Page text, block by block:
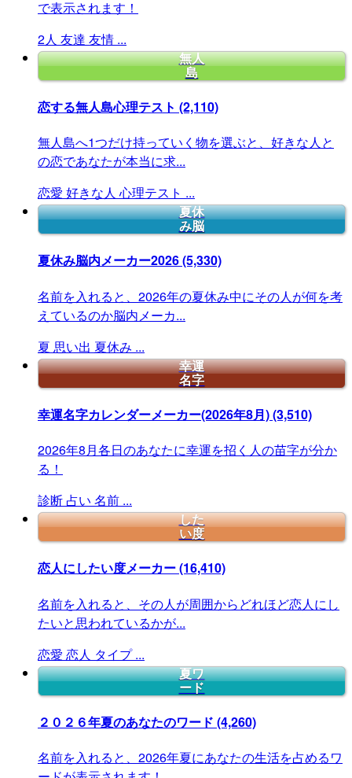
で表示されます！
2人 友達 友情 ...
無人
島
恋する無人島心理テスト (2,110)
無人島へ1つだけ持っていく物を選ぶと、好きな人と
の恋であなたが本当に求...
恋愛 好きな人 心理テスト ...
夏休
み脳
夏休み脳内メーカー2026(5,330)
名前を入れると、2026年の夏休み中にその人が何を考
えているのか脳内メーカ...
夏 思い出 夏休み ...
幸運
名字
幸運名字カレンダーメーカー(2026年8月)(3,510)
2026年8月各日のあなたに幸運を招く人の苗字が分か
る！
診断 占い 名前 ...
した
い度
恋人にしたい度メーカー(16,410)
名前を入れると、その人が周囲からどれほど恋人にし
たいと思われているかが...
恋愛 恋人 タイプ ...
夏ワ
ード
２０２６年夏のあなたのワード (4,260)
名前を入れると、2026年夏にあなたの生活を占めるワ